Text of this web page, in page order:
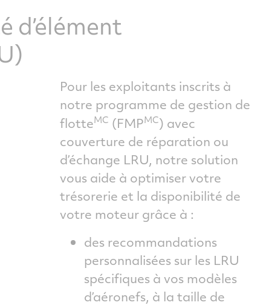
d’élément
Pour les exploitants inscrits à
notre programme de gestion de
flotteMC (FMPMC) avec
couverture de réparation ou
d’échange LRU, notre solution
vous aide à optimiser votre
trésorerie et la disponibilité de
votre moteur grâce à :
des recommandations
personnalisées sur les LRU
spécifiques à vos modèles
d’aéronefs, à la taille de